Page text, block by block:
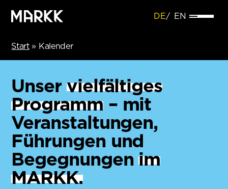
DE EN
Start» Kalender
Unser vielfältiges
Programm– mit
Veranstaltungen,
Führungen und
Begegnungenim
MARKK.